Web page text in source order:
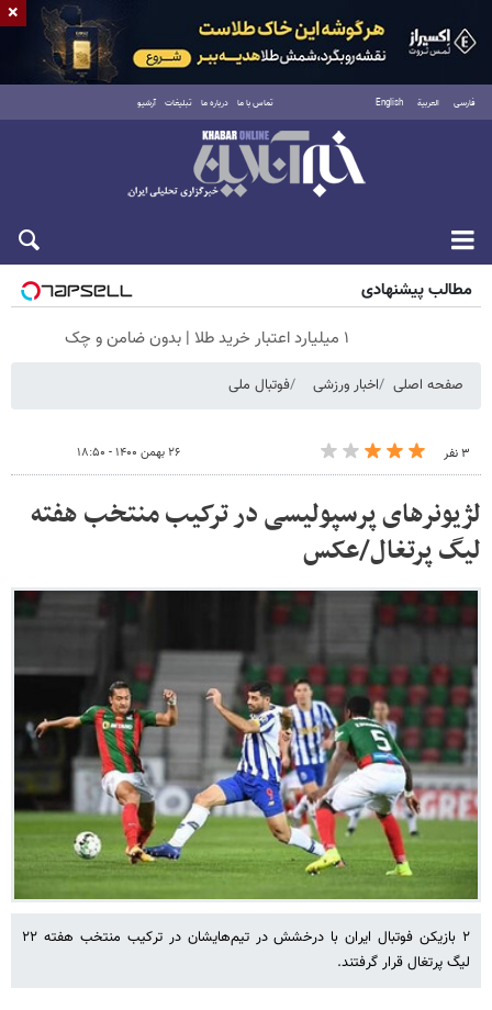
فارسی العربية English تماس با ما درباره ما تبلیغات آرشیو
جمعه ۱۶ مرداد ۱۴۰۵
مطالب پیشنهادی
۱ میلیارد اعتبار خرید طلا | بدون ضامن و چک
صفحه اصلی اخبار ورزشی فوتبال ملی
۳ نفر ۲۶ بهمن ۱۴۰۰ - ۱۸:۵۰
لژیونرهای پرسپولیسی در ترکیب منتخب هفته
لیگ پرتغال/عکس
۲ بازیکن فوتبال ایران با درخشش در تیم‌هایشان در ترکیب منتخب هفته ۲۲
لیگ پرتغال قرار گرفتند.
×